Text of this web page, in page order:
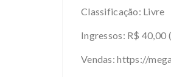
Classificação: Livre
Ingressos: R$
Vendas: https://